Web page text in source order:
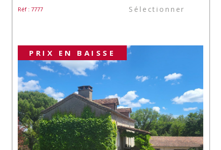
Réf : 7777 Sélectionner
PRIX EN BAISSE